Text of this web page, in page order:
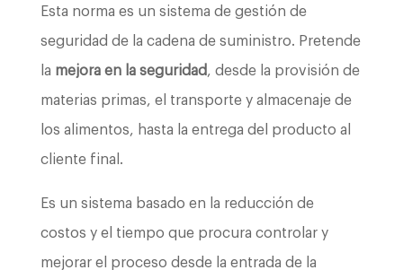
Esta norma es un sistema de gestión de
seguridad de la cadena de suministro. Pretende
la mejora en la seguridad , desde la provisión de
materias primas, el transporte y almacenaje de
los alimentos, hasta la entrega del producto al
cliente final.
Es un sistema basado en la reducción de
costos y el tiempo que procura controlar y
mejorar el proceso desde la entrada de la